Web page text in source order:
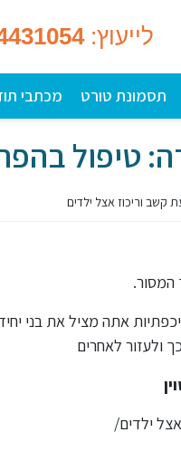
לייעוץ:
תסמונת טורט מכתבי
טיפול
קשב וריכוז אצל ילדים
המסור.
אתה מציל את בני
ולעזור לאחרים
ילדים/